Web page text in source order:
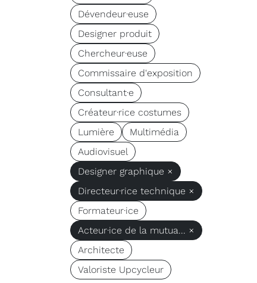
Dévendeur·euse
Designer produit
Chercheur·euse
Commissaire d'exposition
Consultant·e
Créateur·rice costumes
Lumière
Multimédia
Audiovisuel
Designer graphique ×
Directeur·rice technique ×
Formateur·ice
Acteur·ice de la mutua... ×
Architecte
Valoriste Upcycleur